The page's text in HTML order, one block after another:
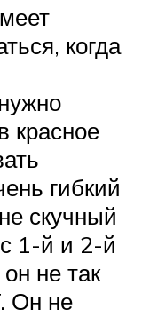
когда
красное
гибкий
скучный
с 1-й и 2-й
не так
Он не